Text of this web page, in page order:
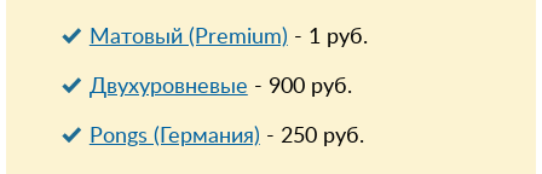
Матовый (Premium) - 1руб.
Двухуровневые - 900руб.
Pongs (Германия) - 250руб.